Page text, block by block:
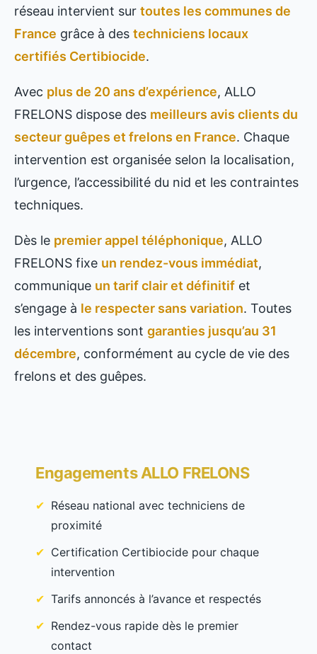
réseau intervient sur toutes les communes de
France grâce à des techniciens locaux
certifiés Certibiocide.
Avec plus de 20 ans d’expérience, ALLO
FRELONS dispose des meilleurs avis clients du
secteur guêpes et frelons en France. Chaque
intervention est organisée selon la localisation,
l’urgence, l’accessibilité du nid et les contraintes
techniques.
Dès le premier appel téléphonique, ALLO
FRELONS fixe un rendez-vous immédiat,
communique un tarif clair et définitif et
s’engage à le respecter sans variation. Toutes
les interventions sont garanties jusqu’au 31
décembre, conformément au cycle de vie des
frelons et des guêpes.
Engagements ALLO FRELONS
Réseau national avec techniciens de
proximité
Certification Certibiocide pour chaque
intervention
Tarifs annoncés à l’avance et respectés
Rendez-vous rapide dès le premier
contact